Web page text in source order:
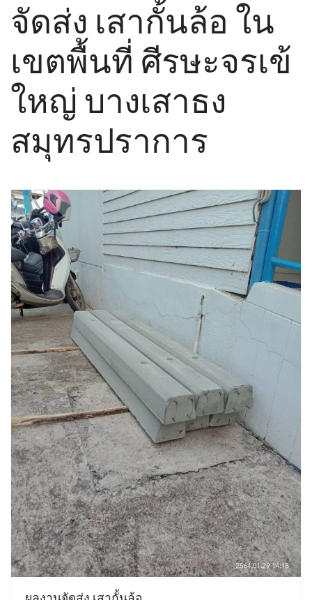
จัดส่ง เสากั้นล้อ ใน
เขตพื้นที่ ศีรษะจรเข้
ใหญ่ บางเสาธง
สมุทรปราการ